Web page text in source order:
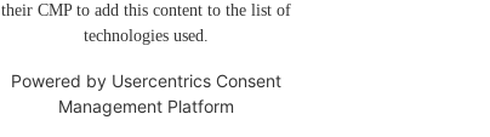
their CMP to add this content to the list of
technologies used.
Powered by Usercentrics Consent
Management Platform